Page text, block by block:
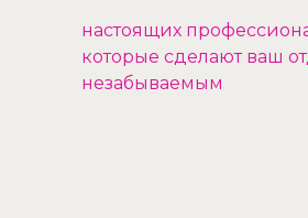
настоящих
которые сделают ваш
незабываемым